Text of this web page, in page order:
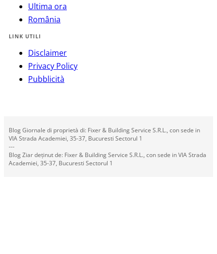
Ultima ora
România
LINK UTILI
Disclaimer
Privacy Policy
Pubblicità
Blog Giornale di proprietà di: Fixer & Building Service S.R.L., con sede in
VIA Strada Academiei, 35-37, Bucuresti Sectorul 1
---
Blog Ziar deținut de: Fixer & Building Service S.R.L., con sede in VIA Strada
Academiei, 35-37, Bucuresti Sectorul 1